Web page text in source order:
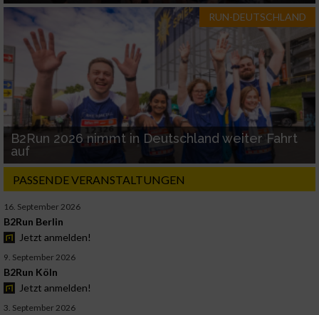
RUN-DEUTSCHLAND
B2Run 2026 nimmt in Deutschland weiter Fahrt
auf
PASSENDE VERANSTALTUNGEN
16. September 2026
B2Run Berlin
Jetzt anmelden!
9. September 2026
B2Run Köln
Jetzt anmelden!
3. September 2026